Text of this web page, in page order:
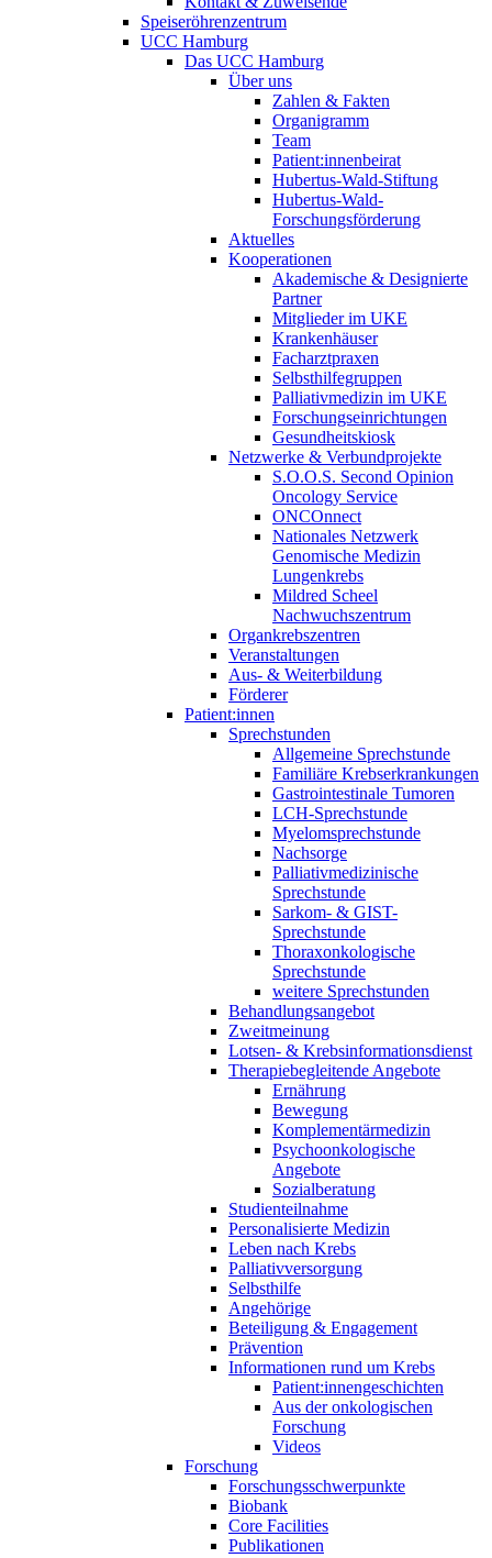
Speiseröhrenzentrum
UCC Hamburg
Das UCC Hamburg
Über uns
Zahlen & Fakten
Organigramm
Team
Patient:innenbeirat
Hubertus-Wald-Stiftung
Hubertus-Wald-
Forschungsförderung
Aktuelles
Kooperationen
Akademische & Designierte
Partner
Mitglieder im UKE
Krankenhäuser
Facharztpraxen
Selbsthilfegruppen
Palliativmedizin im UKE
Forschungseinrichtungen
Gesundheitskiosk
Netzwerke & Verbundprojekte
S.O.O.S. Second Opinion
Oncology Service
ONCOnnect
Nationales Netzwerk
Genomische Medizin
Lungenkrebs
Mildred Scheel
Nachwuchszentrum
Organkrebszentren
Veranstaltungen
Aus- & Weiterbildung
Förderer
Patient:innen
Sprechstunden
Allgemeine Sprechstunde
Familiäre Krebserkrankungen
Gastrointestinale Tumoren
LCH-Sprechstunde
Myelomsprechstunde
Nachsorge
Palliativmedizinische
Sprechstunde
Sarkom- & GIST-
Sprechstunde
Thoraxonkologische
Sprechstunde
weitere Sprechstunden
Behandlungsangebot
Zweitmeinung
Lotsen- & Krebsinformationsdienst
Therapiebegleitende Angebote
Ernährung
Bewegung
Komplementärmedizin
Psychoonkologische
Angebote
Sozialberatung
Studienteilnahme
Personalisierte Medizin
Leben nach Krebs
Palliativversorgung
Selbsthilfe
Angehörige
Beteiligung & Engagement
Prävention
Informationen rund um Krebs
Patient:innengeschichten
Aus der onkologischen
Forschung
Videos
Forschung
Forschungsschwerpunkte
Biobank
Core Facilities
Publikationen